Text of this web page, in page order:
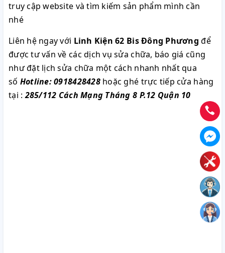
truy cập website và tìm kiếm sản phẩm mình cần
nhé
Liên hệ ngay với Linh Kiện 62 Bis Đông Phương để
được tư vấn về các dịch vụ sửa chữa, báo giá cũng
như đặt lịch sửa chữa một cách nhanh nhất qua
số Hotline: 0918428428hoặc ghé trực tiếp cửa hàng
tại :285/112 Cách Mạng Tháng 8 P.12 Quận 10